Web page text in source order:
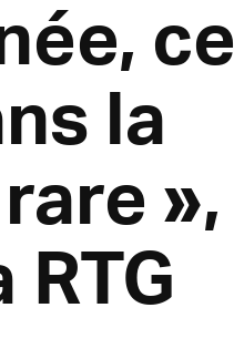
ce
la
»,
RTG